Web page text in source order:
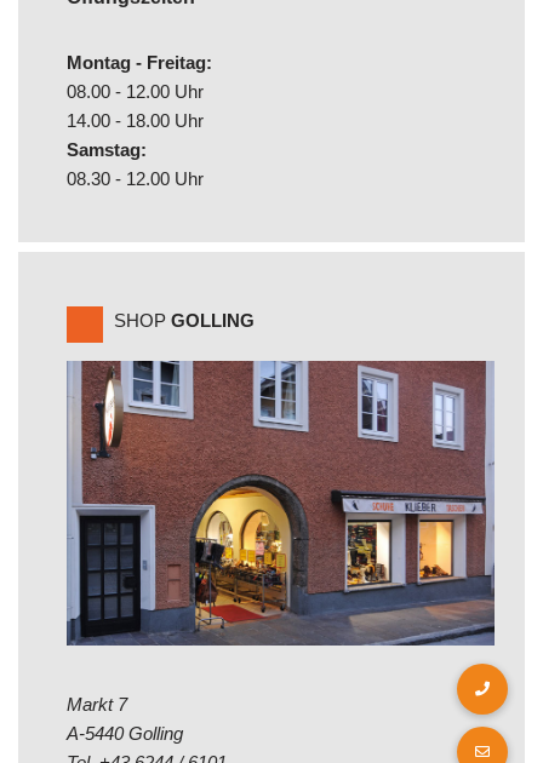
Montag - Freitag:
08.00 - 12.00 Uhr
14.00 - 18.00 Uhr
Samstag:
08.30 - 12.00 Uhr
SHOP GOLLING
Markt 7
A-5440 Golling